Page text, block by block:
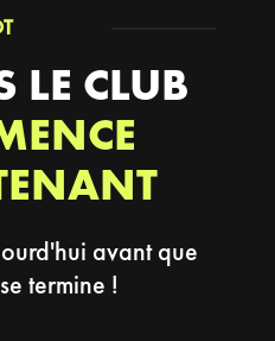
LE CLUB
avant que
termine !